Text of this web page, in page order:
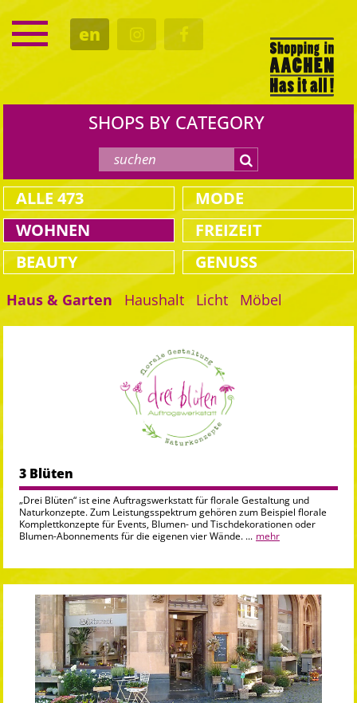
en
SERVICE
DATES
CULTURE
EATING OUT
SHOPS BY CATEGORY
ALLE 473
MODE
WOHNEN
Haus & Garten Haushalt Licht Möbel
FREIZEIT
BEAUTY
GENUSS
3 Blüten
„Drei Blüten“ ist eine Auftragswerkstatt für florale Gestaltung und
Naturkonzepte. Zum Leistungsspektrum gehören zum Beispiel florale
Komplettkonzepte für Events, Blumen- und Tischdekorationen oder
Blumen-Abonnements für die eigenen vier Wände. ... mehr